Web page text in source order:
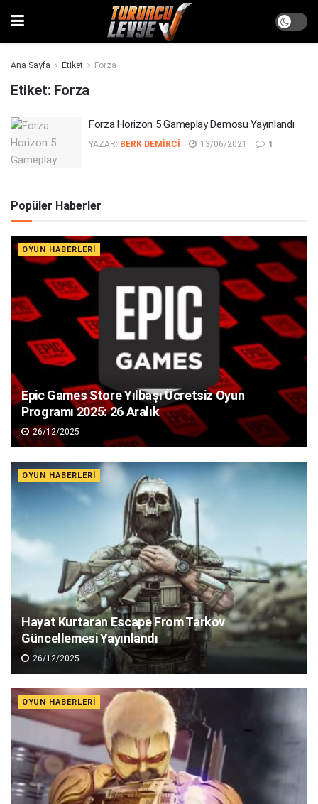
Ana Sayfa Etiket Forza
Etiket: Forza
Forza Horizon 5 Gameplay Demosu Yayınlandı
YAZAR: BERK DEMIRCI 13/06/2021 1
Popüler Haberler
OYUN HABERLERI
Epic Games Store Yılbaşı Ücretsiz Oyun
Programı 2025: 26 Aralık
26/12/2025
OYUN HABERLERI
Hayat Kurtaran Escape From Tarkov
Güncellemesi Yayınlandı
26/12/2025
OYUN HABERLERI